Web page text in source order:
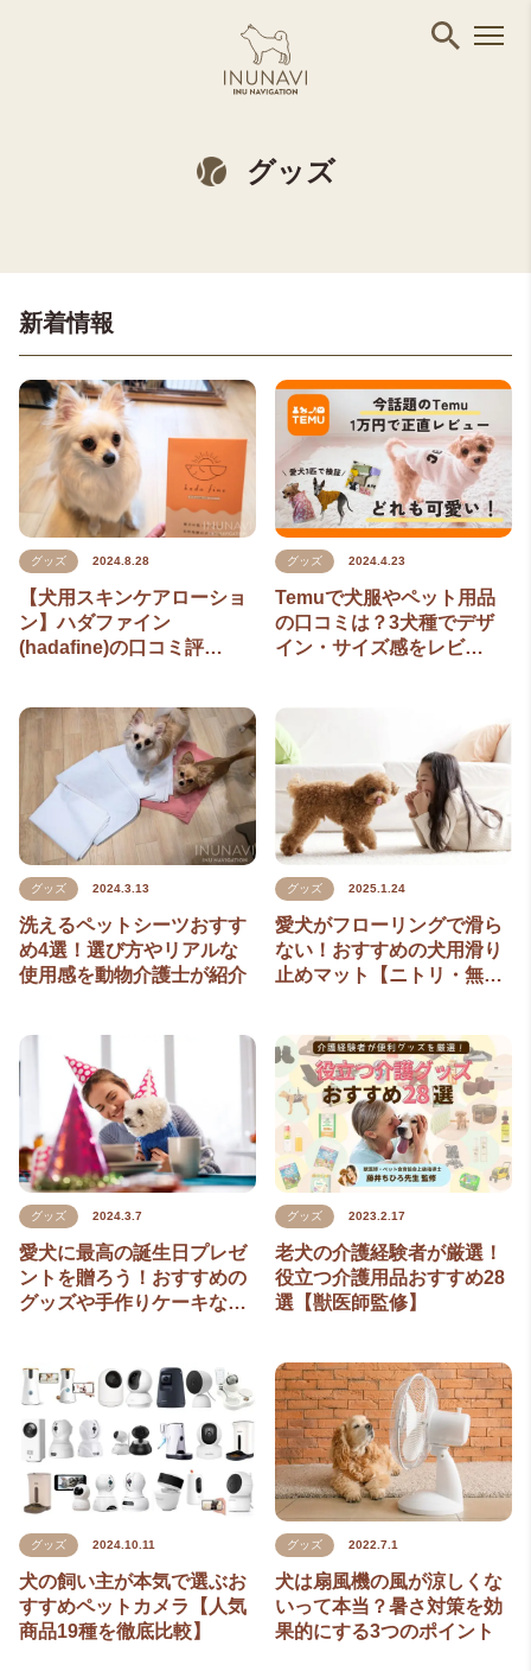
グッズ
新着情報
グッズ 2024.8.28
【犬用スキンケアローショ
ン】ハダファイン
(hadafine)の口コミ評…
グッズ 2024.4.23
Temuで犬服やペット用品
の口コミは？3犬種でデザ
イン・サイズ感をレビ…
グッズ 2024.3.13
洗えるペットシーツおすす
め4選！選び方やリアルな
使用感を動物介護士が紹介
グッズ 2025.1.24
愛犬がフローリングで滑ら
ない！おすすめの犬用滑り
止めマット【ニトリ・無…
グッズ 2024.3.7
愛犬に最高の誕生日プレゼ
ントを贈ろう！おすすめの
グッズや手作りケーキな…
グッズ 2023.2.17
老犬の介護経験者が厳選！
役立つ介護用品おすすめ28
選【獣医師監修】
グッズ 2024.10.11
犬の飼い主が本気で選ぶお
すすめペットカメラ【人気
商品19種を徹底比較】
グッズ 2022.7.1
犬は扇風機の風が涼しくな
いって本当？暑さ対策を効
果的にする3つのポイント